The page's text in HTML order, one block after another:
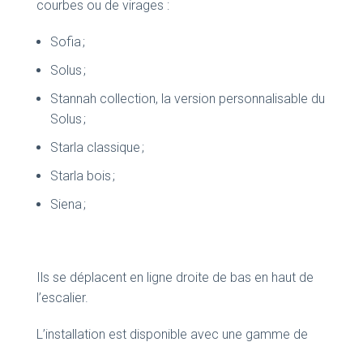
courbes ou de virages :
Sofia ;
Solus ;
Stannah collection, la version personnalisable du
Solus ;
Starla classique ;
Starla bois ;
Siena ;
Ils se déplacent en ligne droite de bas en haut de
l’escalier.
L’installation est disponible avec une gamme de